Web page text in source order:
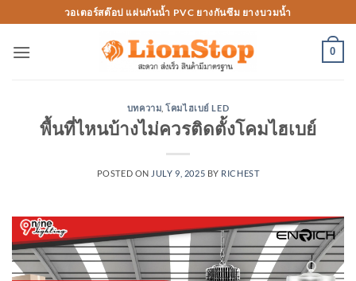
to
content
วอเตอร์สต๊อป แผ่นกันน้ำ PVC ยางกันซึม ยางบวมน้ำ
0
บทความ ,โคมไฮเบย์ LED
พื้นที่ไหนบ้างไม่ควรติดตั้งโคมไฮเบย์
POSTED ON JULY 9, 2025 BY RICHEST